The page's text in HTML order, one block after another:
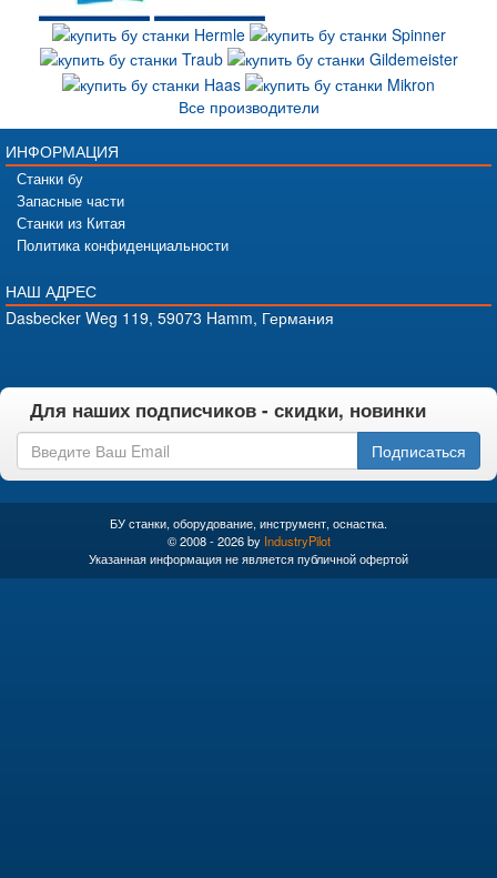
Все производители
ИНФОРМАЦИЯ
Станки бу
Запасные части
Станки из Китая
Политика конфиденциальности
НАШ АДРЕС
Dasbecker Weg 119, 59073 Hamm, Германия
Для наших подписчиков - скидки, новинки
Подписаться
БУ станки, оборудование, инструмент, оснастка.
© 2008 - 2026 by IndustryPilot
Указанная информация не является публичной офертой